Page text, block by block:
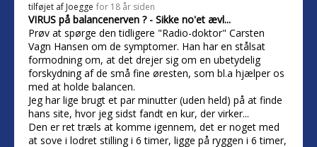
tilføjet af Joegge for 18 år siden
VIRUS på balancenerven ? - Sikke no'et ævl...
Prøv at spørge den tidligere "Radio-doktor" Carsten
Vagn Hansen om de symptomer. Han har en stålsat
formodning om, at det drejer sig om en ubetydelig
forskydning af de små fine øresten, som bl.a hjælper os
med at holde balancen.
Jeg har lige brugt et par minutter (uden held) på at finde
hans site, hvor jeg sidst fandt en kur, der virker...
Den er ret træls at komme igennem, det er noget med
at sove i lodret stilling i 6 timer, ligge på ryggen i 6 timer,